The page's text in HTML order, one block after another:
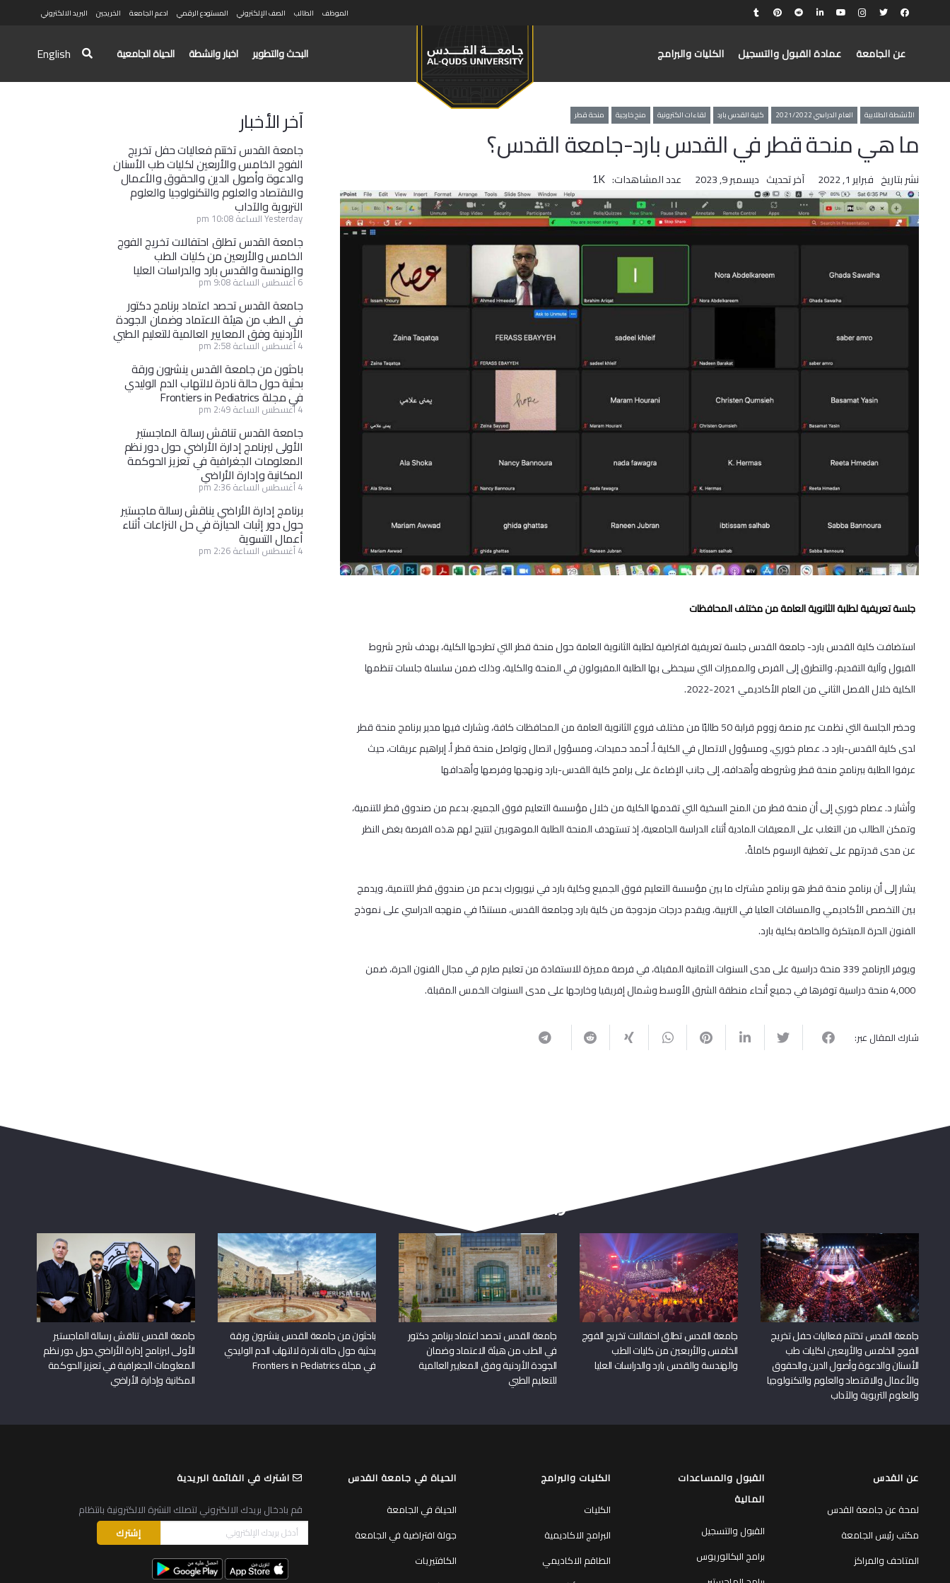
الموظف الطالب الصف الإلكتروني المستودع الرقمي ادعم الجامعة الخريجين البريد الالكتروني
عن الجامعة عمادة القبول والتسجيل الكليات والبرامج البحث والتطوير اخبار وانشطة الحياة الجامعية English
الأنشطة الطلابية العام الدراسي 2021/2022 كلية القدس بارد لقاءات الكترونية منح خارجية منحة قطر
ما هي منحة قطر في القدس بارد-جامعة القدس؟
نشر بتاريخ فبراير 1, 2022 آخر تحديث ديسمبر 9, 2023 عدد المشاهدات: 1K
جلسة تعريفية لطلبة الثانوية العامة من مختلف المحافظات
استضافت كلية القدس بارد- جامعة القدس جلسة تعريفية افتراضية لطلبة الثانوية العامة حول منحة قطر التي تطرحها الكلية، بهدف شرح شروط
القبول وآلية التقديم، والتطرق إلى الفرص والمميزات التي سيحظى بها الطلبة المقبولون في المنحة والكلية، وذلك ضمن سلسلة جلسات تنظمها
الكلية خلال الفصل الثاني من العام الأكاديمي 2021-2022.
وحضر الجلسة التي نظمت عبر منصة زووم قرابة 50 طالبًا من مختلف فروع الثانوية العامة من المحافظات كافة، وشارك فيها مدير برنامج منحة قطر
لدى كلية القدس-بارد د. عصام خوري، ومسؤول الاتصال في الكلية أ. أحمد حميدات، ومسؤول اتصال وتواصل منحة قطر أ. إبراهيم عريقات، حيث
عرفوا الطلبة ببرنامج منحة قطر وشروطه وأهدافه، إلى جانب الإضاءة على برامج كلية القدس-بارد ونهجها وفرصها وأهدافها
وأشار د. عصام خوري إلى أن منحة قطر من المنح السخية التي تقدمها الكلية من خلال مؤسسة التعليم فوق الجميع، بدعم من صندوق قطر للتنمية،
وتمكن الطالب من التغلب على المعيقات المادية أثناء الدراسة الجامعية، إذ تستهدف المنحة الطلبة الموهوبين لتتيح لهم هذه الفرصة بغض النظر
عن مدى قدرتهم على تغطية الرسوم كاملةً.
يشار إلى أن برنامج منحة قطر هو برنامج مشترك ما بين مؤسسة التعليم فوق الجميع وكلية بارد في نيويورك بدعم من صندوق قطر للتنمية، ويدمج
بين التخصص الأكاديمي والمساقات العليا في التربية، ويقدم درجات مزدوجة من كلية بارد وجامعة القدس، مستندًا في منهجه الدراسي على نموذج
الفنون الحرة المبتكرة والخاصة بكلية بارد.
ويوفر البرنامج 339 منحة دراسية على مدى السنوات الثمانية المقبلة، في فرصة مميزة للاستفادة من تعليم صارم في مجال الفنون الحرة، ضمن
4,000 منحة دراسية توفرها في جميع أنحاء منطقة الشرق الأوسط وشمال إفريقيا وخارجها على مدى السنوات الخمس المقبلة.
شارك المقال عبر:
آخر الأخبار
جامعة القدس تختتم فعاليات حفل تخريج
الفوج الخامس والأربعين لكليات طب الأسنان
والدعوة وأصول الدين والحقوق والأعمال
والاقتصاد والعلوم والتكنولوجيا والعلوم
التربوية والآداب
Yesterday الساعة 10:08 pm
جامعة القدس تطلق احتفالات تخريج الفوج
الخامس والأربعين من كليات الطب
والهندسة والقدس بارد والدراسات العليا
6 أغسطس الساعة 9:08 pm
جامعة القدس تحصد اعتماد برنامج دكتور
في الطب من هيئة الاعتماد وضمان الجودة
الأردنية وفق المعايير العالمية للتعليم الطبي
4 أغسطس الساعة 2:58 pm
باحثون من جامعة القدس ينشرون ورقة
بحثية حول حالة نادرة لالتهاب الدم الوليدي
في مجلة Frontiers in Pediatrics
4 أغسطس الساعة 2:49 pm
جامعة القدس تناقش رسالة الماجستير
الأولى لبرنامج إدارة الأراضي حول دور نظم
المعلومات الجغرافية في تعزيز الحوكمة
المكانية وإدارة الأراضي
4 أغسطس الساعة 2:36 pm
برنامج إدارة الأراضي يناقش رسالة ماجستير
حول دور إثبات الحيازة في حل النزاعات أثناء
أعمال التسوية
4 أغسطس الساعة 2:26 pm
ربما يعجبك أيضا
جامعة القدس تختتم فعاليات حفل تخريج
الفوج الخامس والأربعين لكليات طب
الأسنان والدعوة وأصول الدين والحقوق
والأعمال والاقتصاد والعلوم والتكنولوجيا
والعلوم التربوية والآداب
جامعة القدس تطلق احتفالات تخريج الفوج
الخامس والأربعين من كليات الطب
والهندسة والقدس بارد والدراسات العليا
جامعة القدس تحصد اعتماد برنامج دكتور
في الطب من هيئة الاعتماد وضمان
الجودة الأردنية وفق المعايير العالمية
للتعليم الطبي
باحثون من جامعة القدس ينشرون ورقة
بحثية حول حالة نادرة لالتهاب الدم الوليدي
في مجلة Frontiers in Pediatrics
جامعة القدس تناقش رسالة الماجستير
الأولى لبرنامج إدارة الأراضي حول دور نظم
المعلومات الجغرافية في تعزيز الحوكمة
المكانية وإدارة الأراضي
عن القدس
لمحة عن جامعة القدس
مكتب رئيس الجامعة
المتاحف والمراكز
القبول والمساعدات
المالية
القبول والتسجيل
برامج البكالوريوس
الكليات والبرامج
الكليات
البرامج الاكاديمية
الطاقم الاكاديمي
الحياة في جامعة القدس
الحياة في الجامعة
جولة افتراضية في الجامعة
الكافتيريات
اشترك في القائمة البريدية
قم بادخال بريدك الالكتروني لتصلك النشرة الالكترونية بانتظام